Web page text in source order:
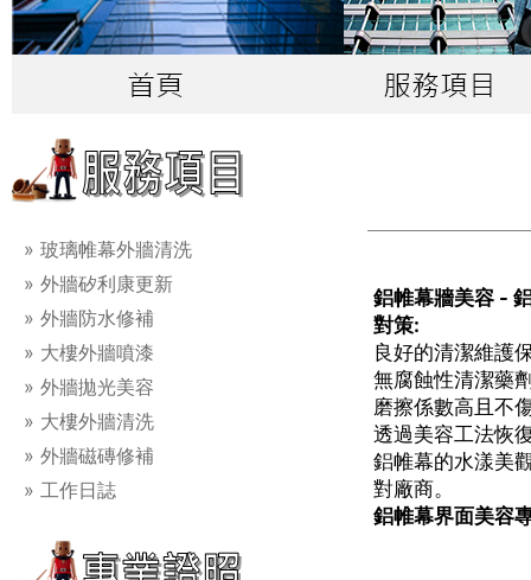
玻璃帷幕外牆清洗
外牆矽利康更新
外牆防水修補
大樓外牆噴漆
外牆拋光美容
大樓外牆清洗
外牆磁磚修補
工作日誌
鋁帷幕牆美容 -
對策:
良好的清潔維護
無腐蝕性清潔藥
磨擦係數高且不
透過美容工法恢
鋁帷幕的水漾美
對廠商。
鋁帷幕界面美容